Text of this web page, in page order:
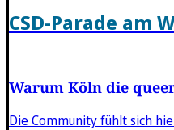
CSD-Parade am
Warum Köln die
Die Community fühlt sich